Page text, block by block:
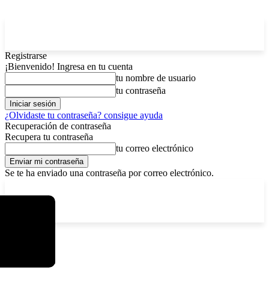
Registrarse
¡Bienvenido! Ingresa en tu cuenta
tu nombre de usuario
tu contraseña
¿Olvidaste tu contraseña? consigue ayuda
Recuperación de contraseña
Recupera tu contraseña
tu correo electrónico
Se te ha enviado una contraseña por correo electrónico.